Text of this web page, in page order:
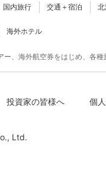
国内旅行 交通＋宿泊
海外ホテル
ー、海外航空券をはじめ、各
投資家の皆様へ 個
Ltd.